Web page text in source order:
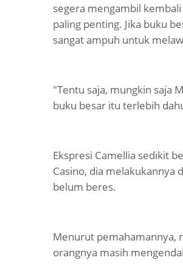
segera mengambil
paling penting. Jika buku
sangat ampuh untuk
"Tentu saja, mungkin saja
buku besar itu terlebih
Ekspresi Camellia sedikit
Casino, dia melakukannya
belum beres.
Menurut pemahamannya,
orangnya masih